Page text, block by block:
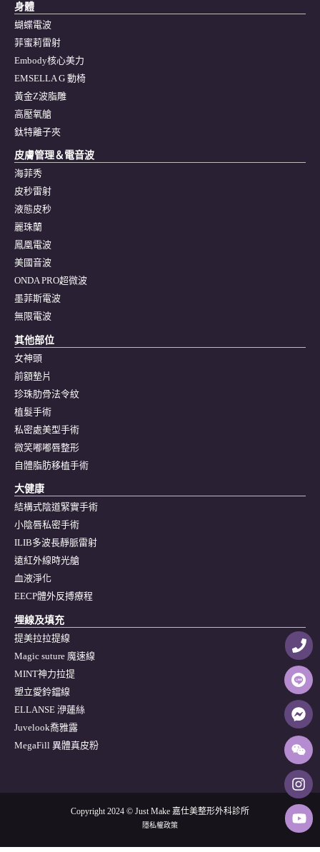
身體
蝴蝶電波
菲蜜莉雷射
Embody核心美力
EMSELLA G 動椅
黃金Z波脂雕
高壓氧艙
鈦特離子夾
皮膚管理＆電音波
海菲秀
皮秒雷射
液態皮秒
麗珠蘭
鳳凰電波
美國音波
ONDA PRO超微波
墨菲斯電波
無限電波
其他部位
女神頭
前額墊片
珍珠肋骨法令紋
植髮手術
私密處美型手術
微笑嘟嘟唇整形
自體脂肪移植手術
大健康
結構式陰道緊實手術
小陰唇私密手術
ILIB多波長靜脈雷射
遠紅外線時光艙
血液淨化
EECP體外反搏療程
埋線及填充
提美拉拉提線
Magic suture 魔速線
MINT神力拉提
塑立愛鈴鐺線
ELLANSE 洢蓮絲
Juvelook喬雅露
MegaFill 異體真皮粉
Copyright 2024 © Just Make 嘉仕美整形外科診所
隱私權政策